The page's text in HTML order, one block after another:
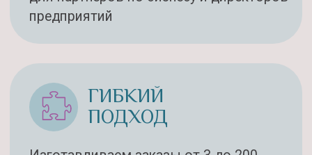
Спасибо за Вашу работу!
АНАСТАСИЯ
От всего нашего коллектива и
директора хочу выразить
благодарность за проделанную работу,
за вложенную душу и любовь в наши